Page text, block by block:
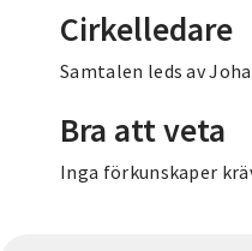
Cirkelledare
Samtalen leds av
Bra att veta
Inga förkunskaper